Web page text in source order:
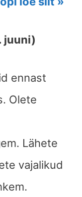
juuni)
ennast
Olete
Lähete
vajalikud